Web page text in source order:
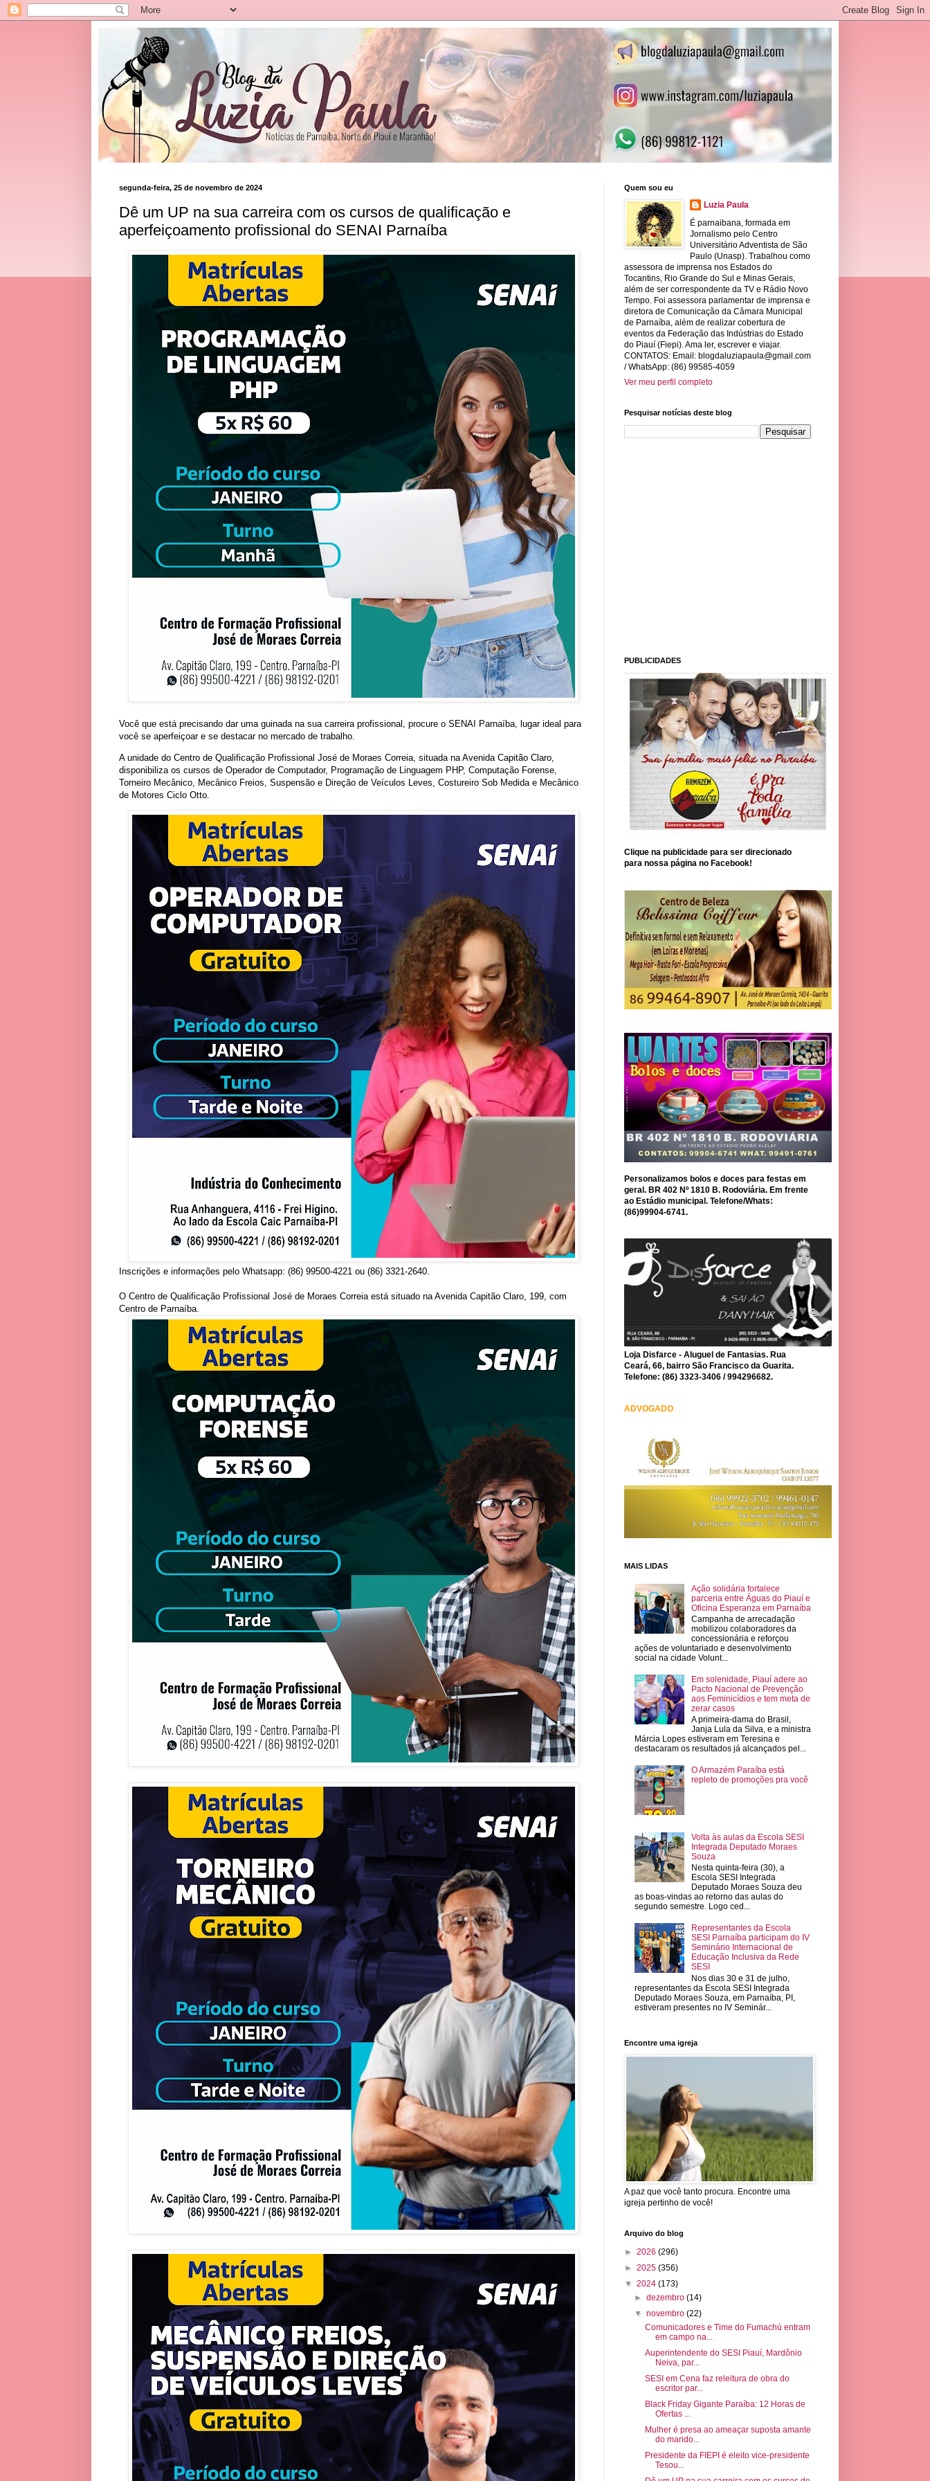
segunda-feira, 25 de novembro de 2024
Dê um UP na sua carreira com os cursos de qualificação e
aperfeiçoamento profissional do SENAI Parnaíba
Você que está precisando dar uma guinada na sua carreira profissional, procure o SENAI Parnaíba, lugar ideal para
você se aperfeiçoar e se destacar no mercado de trabalho.
A unidade do Centro de Qualificação Profissional José de Moraes Correia, situada na Avenida Capitão Claro,
disponibiliza os cursos de Operador de Computador, Programação de Linguagem PHP, Computação Forense,
Torneiro Mecânico, Mecânico Freios, Suspensão e Direção de Veículos Leves, Costureiro Sob Medida e Mecânico
de Motores Ciclo Otto.
Inscrições e informações pelo Whatsapp: (86) 99500-4221 ou (86) 3321-2640.
O Centro de Qualificação Profissional José de Moraes Correia está situado na Avenida Capitão Claro, 199, com
Centro de Parnaíba.
Quem sou eu
Luzia Paula
É parnaibana, formada em
Jornalismo pelo Centro
Universitário Adventista de São
Paulo (Unasp). Trabalhou como
assessora de imprensa nos Estados do
Tocantins, Rio Grande do Sul e Minas Gerais,
além de ser correspondente da TV e Rádio Novo
Tempo. Foi assessora parlamentar de imprensa e
diretora de Comunicação da Câmara Municipal
de Parnaíba, além de realizar cobertura de
eventos da Federação das Indústrias do Estado
do Piauí (Fiepi). Ama ler, escrever e viajar.
CONTATOS: Email: blogdaluziapaula@gmail.com
/ WhatsApp: (86) 99585-4059
Ver meu perfil completo
Pesquisar notícias deste blog
PUBLICIDADES
Clique na publicidade para ser direcionado
para nossa página no Facebook!
Personalizamos bolos e doces para festas em
geral. BR 402 Nº 1810 B. Rodoviária. Em frente
ao Estádio municipal. Telefone/Whats:
(86)99904-6741.
Loja Disfarce - Aluguel de Fantasias. Rua
Ceará, 66, bairro São Francisco da Guarita.
Telefone: (86) 3323-3406 / 994296682.
ADVOGADO
MAIS LIDAS
Ação solidária fortalece
parceria entre Águas do Piauí e
Oficina Esperanza em Parnaíba
Campanha de arrecadação
mobilizou colaboradores da
concessionária e reforçou
ações de voluntariado e desenvolvimento
social na cidade Volunt...
Em solenidade, Piauí adere ao
Pacto Nacional de Prevenção
aos Feminicídios e tem meta de
zerar casos
A primeira-dama do Brasil,
Janja Lula da Silva, e a ministra
Márcia Lopes estiveram em Teresina e
destacaram os resultados já alcançados pel...
O Armazém Paraíba está
repleto de promoções pra você
Volta às aulas da Escola SESI
Integrada Deputado Moraes
Souza
Nesta quinta-feira (30), a
Escola SESI Integrada
Deputado Moraes Souza deu
as boas-vindas ao retorno das aulas do
segundo semestre. Logo ced...
Representantes da Escola
SESI Parnaíba participam do IV
Seminário Internacional de
Educação Inclusiva da Rede
SESI
Nos dias 30 e 31 de julho,
representantes da Escola SESI Integrada
Deputado Moraes Souza, em Parnaíba, PI,
estiveram presentes no IV Seminár...
Encontre uma igreja
A paz que você tanto procura. Encontre uma
igreja pertinho de você!
Arquivo do blog
► 2026 (296)
► 2025 (356)
▼ 2024 (173)
►dezembro(14)
▼novembro(22)
Comunicadores e Time do Fumachú entram
em campo na...
Auperintendente do SESI Piauí, Mardônio
Neiva, par...
SESI em Cena faz releitura de obra do
escritor par...
Black Friday Gigante Paraíba: 12 Horas de
Ofertas ...
Mulher é presa ao ameaçar suposta amante
do marido...
Presidente da FIEPI é eleito vice-presidente
Tesou...